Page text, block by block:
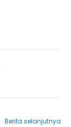
Berita selanjutnya